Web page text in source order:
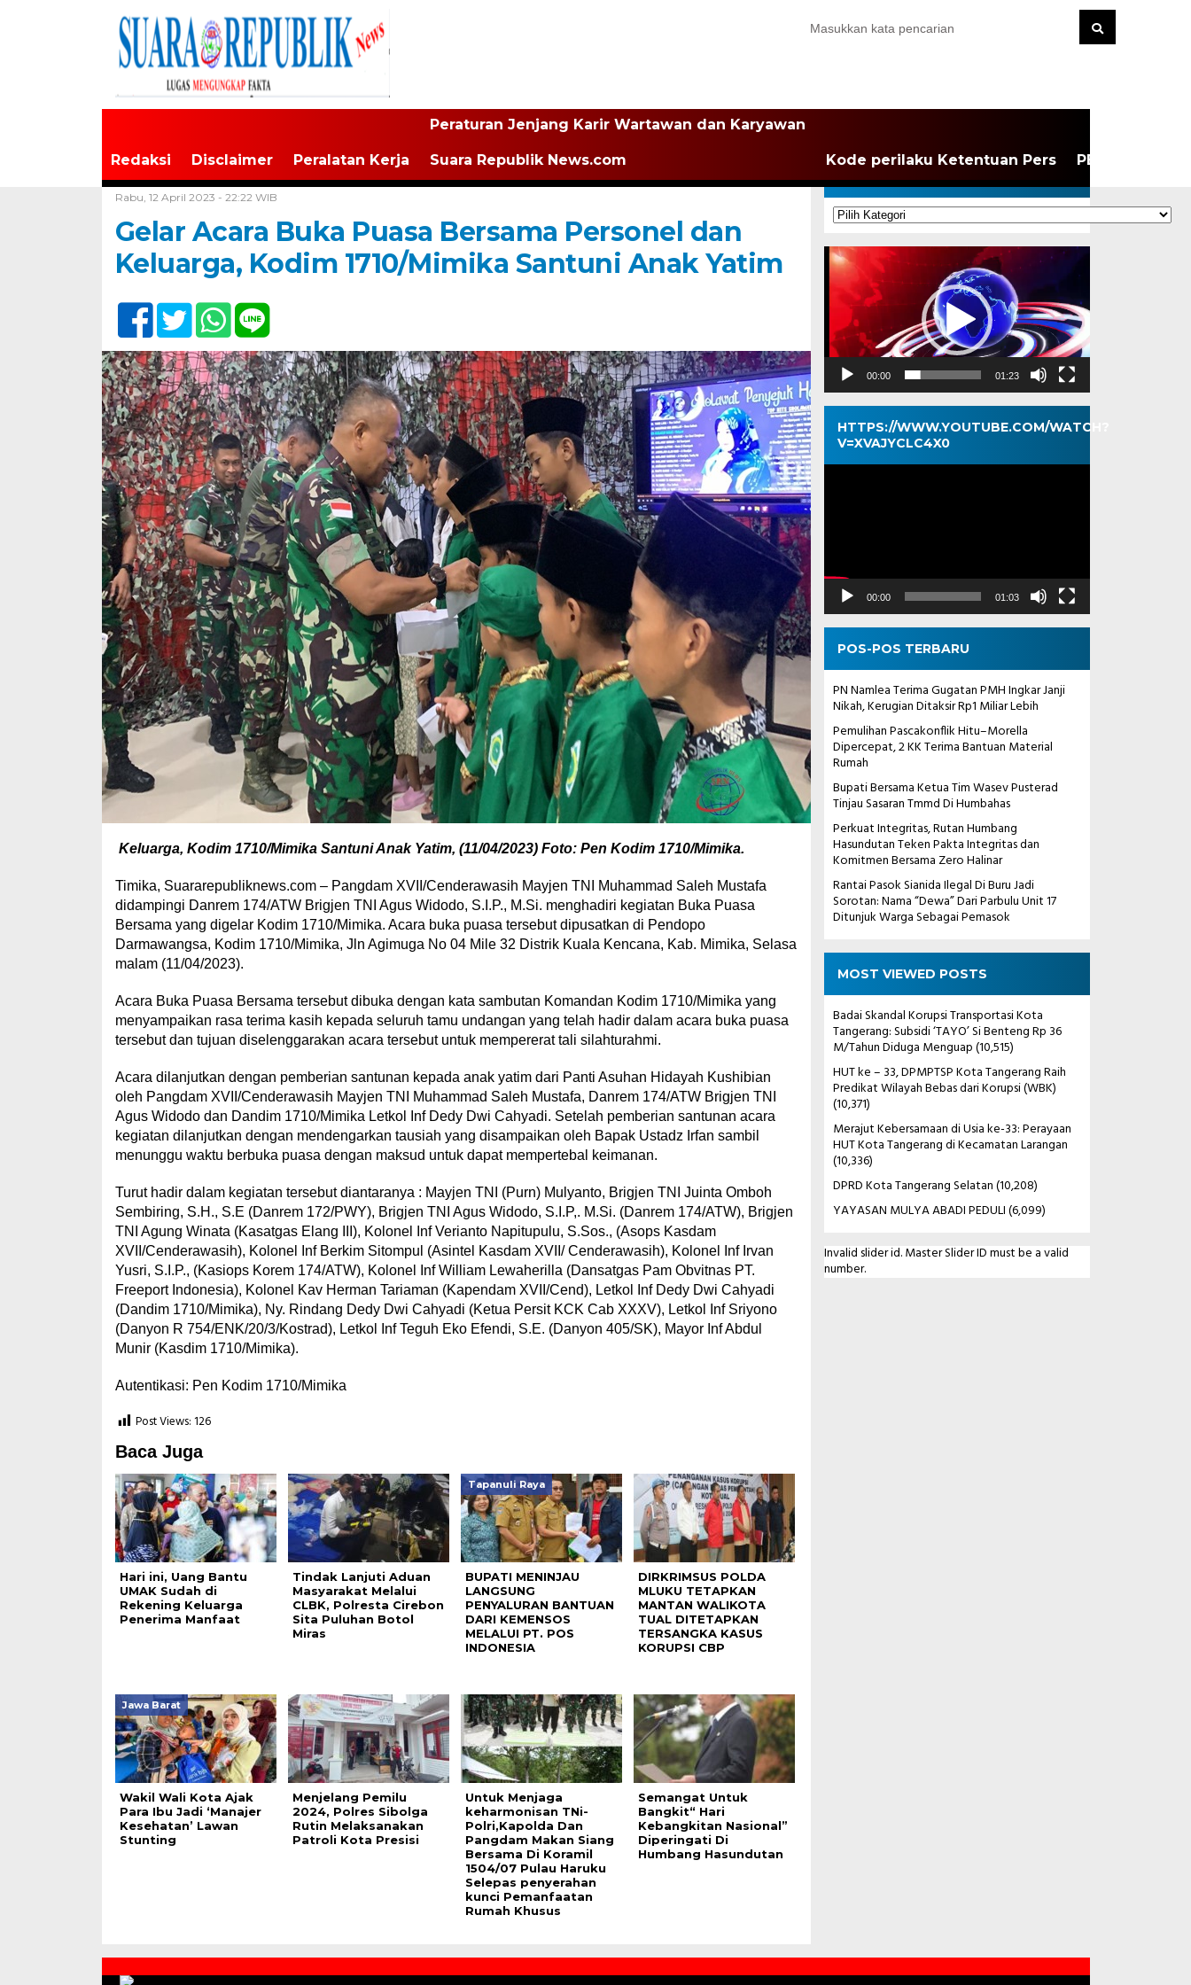
Redaksi Disclaimer Peralatan Kerja
Peraturan Jenjang Karir Wartawan dan Karyawan
Suara Republik News.com Kode perilaku Ketentuan Pers PEDOMAN
Rabu, 12 April 2023 - 22:22 WIB
Gelar Acara Buka Puasa Bersama Personel dan
Keluarga, Kodim 1710/Mimika Santuni Anak Yatim
Keluarga, Kodim 1710/Mimika Santuni Anak Yatim, (11/04/2023) Foto: Pen Kodim 1710/Mimika.
Timika, Suararepubliknews.com – Pangdam XVII/Cenderawasih Mayjen TNI Muhammad Saleh Mustafa
didampingi Danrem 174/ATW Brigjen TNI Agus Widodo, S.I.P., M.Si. menghadiri kegiatan Buka Puasa
Bersama yang digelar Kodim 1710/Mimika. Acara buka puasa tersebut dipusatkan di Pendopo
Darmawangsa, Kodim 1710/Mimika, Jln Agimuga No 04 Mile 32 Distrik Kuala Kencana, Kab. Mimika, Selasa
malam (11/04/2023).
Acara Buka Puasa Bersama tersebut dibuka dengan kata sambutan Komandan Kodim 1710/Mimika yang
menyampaikan rasa terima kasih kepada seluruh tamu undangan yang telah hadir dalam acara buka puasa
tersebut dan tujuan diselenggarakan acara tersebut untuk mempererat tali silahturahmi.
Acara dilanjutkan dengan pemberian santunan kepada anak yatim dari Panti Asuhan Hidayah Kushibian
oleh Pangdam XVII/Cenderawasih Mayjen TNI Muhammad Saleh Mustafa, Danrem 174/ATW Brigjen TNI
Agus Widodo dan Dandim 1710/Mimika Letkol Inf Dedy Dwi Cahyadi. Setelah pemberian santunan acara
kegiatan dilanjutkan dengan mendengarkan tausiah yang disampaikan oleh Bapak Ustadz Irfan sambil
menunggu waktu berbuka puasa dengan maksud untuk dapat mempertebal keimanan.
Turut hadir dalam kegiatan tersebut diantaranya : Mayjen TNI (Purn) Mulyanto, Brigjen TNI Juinta Omboh
Sembiring, S.H., S.E (Danrem 172/PWY), Brigjen TNI Agus Widodo, S.I.P,. M.Si. (Danrem 174/ATW), Brigjen
TNI Agung Winata (Kasatgas Elang III), Kolonel Inf Verianto Napitupulu, S.Sos., (Asops Kasdam
XVII/Cenderawasih), Kolonel Inf Berkim Sitompul (Asintel Kasdam XVII/ Cenderawasih), Kolonel Inf Irvan
Yusri, S.I.P., (Kasiops Korem 174/ATW), Kolonel Inf William Lewaherilla (Dansatgas Pam Obvitnas PT.
Freeport Indonesia), Kolonel Kav Herman Tariaman (Kapendam XVII/Cend), Letkol Inf Dedy Dwi Cahyadi
(Dandim 1710/Mimika), Ny. Rindang Dedy Dwi Cahyadi (Ketua Persit KCK Cab XXXV), Letkol Inf Sriyono
(Danyon R 754/ENK/20/3/Kostrad), Letkol Inf Teguh Eko Efendi, S.E. (Danyon 405/SK), Mayor Inf Abdul
Munir (Kasdim 1710/Mimika).
Autentikasi: Pen Kodim 1710/Mimika
Post Views: 126
Baca Juga
Hari ini, Uang Bantu
UMAK Sudah di
Rekening Keluarga
Penerima Manfaat
Tindak Lanjuti Aduan
Masyarakat Melalui
CLBK, Polresta Cirebon
Sita Puluhan Botol
Miras
Tapanuli Raya
BUPATI MENINJAU
LANGSUNG
PENYALURAN BANTUAN
DARI KEMENSOS
MELALUI PT. POS
INDONESIA
DIRKRIMSUS POLDA
MLUKU TETAPKAN
MANTAN WALIKOTA
TUAL DITETAPKAN
TERSANGKA KASUS
KORUPSI CBP
Jawa Barat
Wakil Wali Kota Ajak
Para Ibu Jadi ‘Manajer
Kesehatan’ Lawan
Stunting
Menjelang Pemilu
2024, Polres Sibolga
Rutin Melaksanakan
Patroli Kota Presisi
Untuk Menjaga
keharmonisan TNi-
Polri,Kapolda Dan
Pangdam Makan Siang
Bersama Di Koramil
1504/07 Pulau Haruku
Selepas penyerahan
kunci Pemanfaatan
Rumah Khusus
Semangat Untuk
Bangkit“ Hari
Kebangkitan Nasional”
Diperingati Di
Humbang Hasundutan
KATEGORI
Kategori
Pemutar
Video
00:00 01:23
HTTPS://WWW.YOUTUBE.COM/WATCH?
V=XVAJYCLC4X0
Pemutar
00:00 01:03
POS-POS TERBARU
PN Namlea Terima Gugatan PMH Ingkar Janji
Nikah, Kerugian Ditaksir Rp1 Miliar Lebih
Pemulihan Pascakonflik Hitu–Morella
Dipercepat, 2 KK Terima Bantuan Material
Rumah
Bupati Bersama Ketua Tim Wasev Pusterad
Tinjau Sasaran Tmmd Di Humbahas
Perkuat Integritas, Rutan Humbang
Hasundutan Teken Pakta Integritas dan
Komitmen Bersama Zero Halinar
Rantai Pasok Sianida Ilegal Di Buru Jadi
Sorotan: Nama “Dewa” Dari Parbulu Unit 17
Ditunjuk Warga Sebagai Pemasok
MOST VIEWED POSTS
Badai Skandal Korupsi Transportasi Kota
Tangerang: Subsidi ‘TAYO’ Si Benteng Rp 36
M/Tahun Diduga Menguap(10,515)
HUT ke – 33, DPMPTSP Kota Tangerang Raih
Predikat Wilayah Bebas dari Korupsi (WBK)
(10,371)
Merajut Kebersamaan di Usia ke-33: Perayaan
HUT Kota Tangerang di Kecamatan Larangan
(10,336)
DPRD Kota Tangerang Selatan(10,208)
YAYASAN MULYA ABADI PEDULI(6,099)
Invalid slider id. Master Slider ID must be a valid
number.